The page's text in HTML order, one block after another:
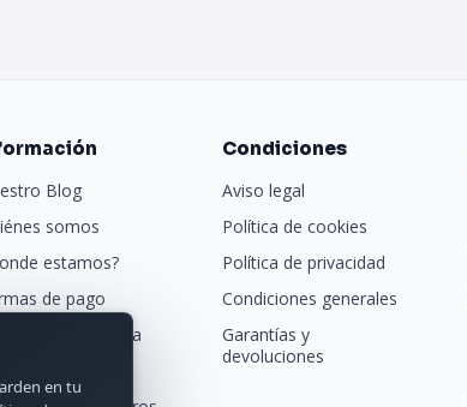
Blog
somos
estamos?
de pago
y entrega
Condiciones
Aviso legal
Política de cookies
Política de privacidad
Condiciones generales
Garantías y
devoluciones
en tu